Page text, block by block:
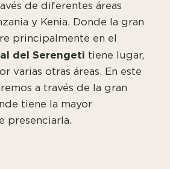
de diferentes áreas
y Kenia. Donde la gran
principalmente en el
del Serengeti tiene lugar,
varias otras áreas. En este
a través de la gran
tiene la mayor
presenciarla.